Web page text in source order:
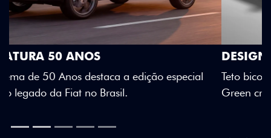
DESIGN QUE SE DESTACA
Teto bicolor, adesivos estilizados e detalhes em Citrus
Green criam uma identidade visual única.